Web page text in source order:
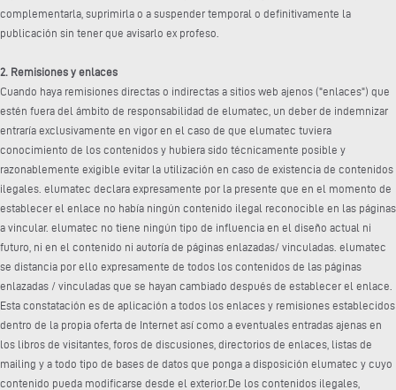
complementarla, suprimirla o a suspender temporal o definitivamente la
publicación sin tener que avisarlo ex profeso.
2. Remisiones y enlaces
Cuando haya remisiones directas o indirectas a sitios web ajenos ("enlaces") que
estén fuera del ámbito de responsabilidad de elumatec, un deber de indemnizar
entraría exclusivamente en vigor en el caso de que elumatec tuviera
conocimiento de los contenidos y hubiera sido técnicamente posible y
razonablemente exigible evitar la utilización en caso de existencia de contenidos
ilegales. elumatec declara expresamente por la presente que en el momento de
establecer el enlace no había ningún contenido ilegal reconocible en las páginas
a vincular. elumatec no tiene ningún tipo de influencia en el diseño actual ni
futuro, ni en el contenido ni autoría de páginas enlazadas/ vinculadas. elumatec
se distancia por ello expresamente de todos los contenidos de las páginas
enlazadas / vinculadas que se hayan cambiado después de establecer el enlace.
Esta constatación es de aplicación a todos los enlaces y remisiones establecidos
dentro de la propia oferta de Internet así como a eventuales entradas ajenas en
los libros de visitantes, foros de discusiones, directorios de enlaces, listas de
mailing y a todo tipo de bases de datos que ponga a disposición elumatec y cuyo
contenido pueda modificarse desde el exterior.De los contenidos ilegales,